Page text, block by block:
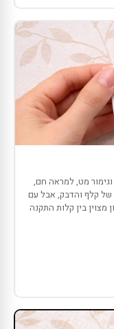
מט, למראה חם,
של קלף והדבק, אבל עם
מצוין בין קלות התקנה